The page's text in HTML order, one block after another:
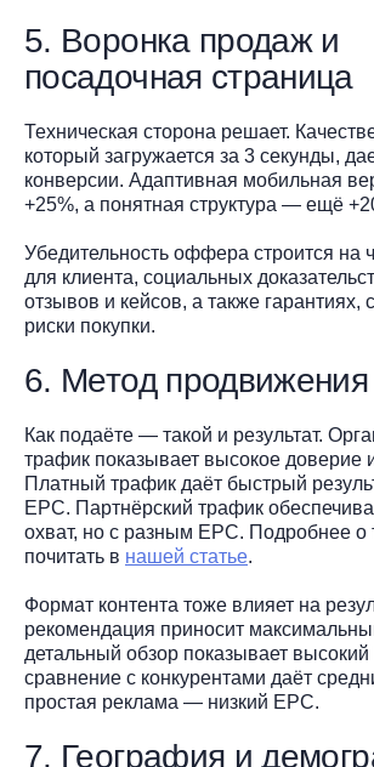
5. Воронка продаж и
посадочная страница
Техническая сторона решает.
который загружается за 3 секунды,
конверсии. Адаптивная мобильная
+25%, а понятная структура — ещё
Убедительность оффера строится на
для клиента, социальных
отзывов и кейсов, а также
риски покупки.
6. Метод
Как подаёте — такой и результат.
трафик показывает высокое доверие
Платный трафик даёт быстрый
EPC. Партнёрский трафик
охват, но с разным EPC. Подробнее
почитать в нашей статье.
Формат контента тоже влияет на
рекомендация приносит
детальный обзор показывает высокий
сравнение с конкурентами даёт
простая реклама — низкий EPC.
7. География и